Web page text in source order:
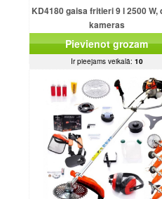
KD4180 gaisa fritieri 9 l 2500 W,
kameras
Pievienot grozam
Ir pieejams veikalā: 10